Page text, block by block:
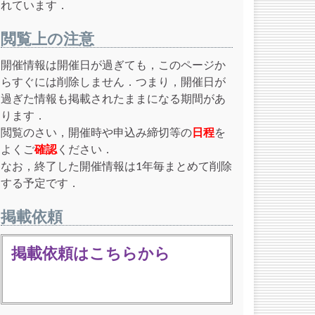
れています．
閲覧上の注意
開催情報は開催日が過ぎても，このページか
らすぐには削除しません．つまり，開催日が
過ぎた情報も掲載されたままになる期間があ
ります．
閲覧のさい，開催時や申込み締切等の日程を
よくご確認 ください．
なお，終了した開催情報は1年毎まとめて削除
する予定です．
掲載依頼
掲載依頼はこちらから